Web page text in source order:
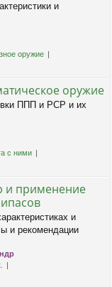
и
оружие
оружие
ППП и PCP и их
с ними
и применение
и
и рекомендации